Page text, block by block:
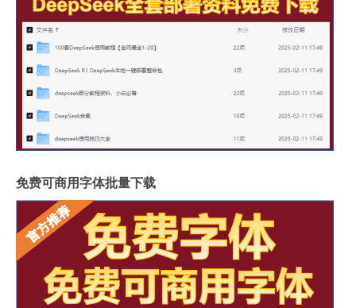
免费可商用字体批量下载